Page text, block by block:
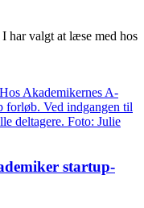
har valgt at læse med hos
startup-